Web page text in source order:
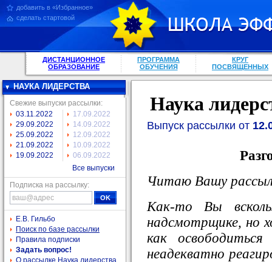
добавить в «Избранное»
сделать стартовой
ДИСТАНЦИОННОЕ
ОБРАЗОВАНИЕ
ПРОГРАММА
ОБУЧЕНИЯ
КРУГ
ПОСВЯЩЕННЫХ
НАУКА ЛИДЕРСТВА
Свежие выпуски рассылки:
03.11.2022
29.09.2022
25.09.2022
21.09.2022
19.09.2022
17.09.2022
14.09.2022
12.09.2022
10.09.2022
06.09.2022
Все выпуски
Подписка на рассылку:
Е.В. Гильбо
Поиск по базе рассылки
Правила подписки
Задать вопрос!
О рассылке Наука лидерства
Наука
Выпуск рассылки от
Читаю Вашу
Как-то Вы
надсмотрщике, но
как
неадекватно